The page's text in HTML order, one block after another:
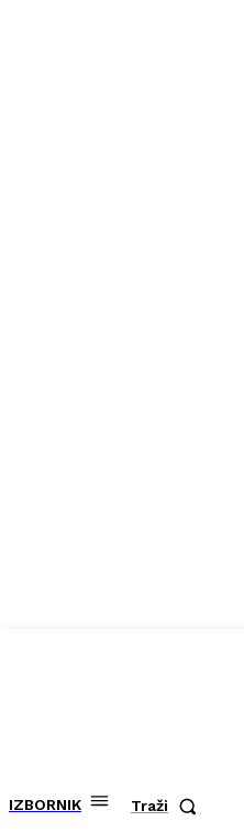
IZBORNIK Traži